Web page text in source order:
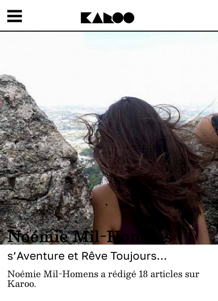
Noémie Mil-Homens
s’Aventure et Rêve Toujours…
Noémie Mil-Homens a rédigé 18 articles sur
Karoo.